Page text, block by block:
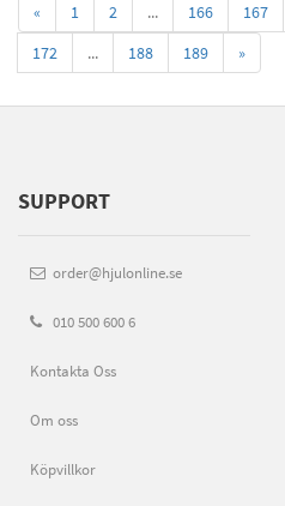
« 1 2 ... 166 167
172
... 188 189 »
SUPPORT
order@hjulonline.se
010 500 600 6
Kontakta Oss
Om oss
Köpvillkor